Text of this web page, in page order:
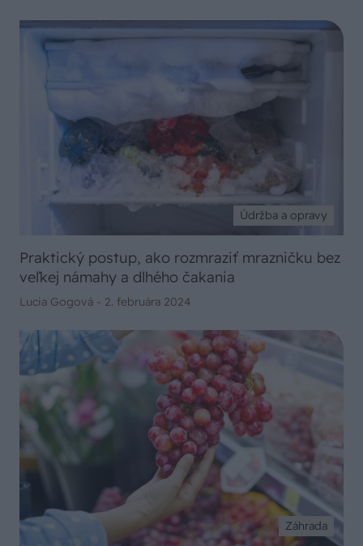
Údržba a opravy
Praktický postup, ako rozmraziť mrazničku bez
veľkej námahy a dlhého čakania
Lucia Gogová - 2. februára 2024
Záhrada